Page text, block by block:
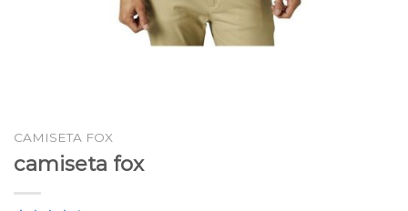
CAMISETA FOX
camiseta fox